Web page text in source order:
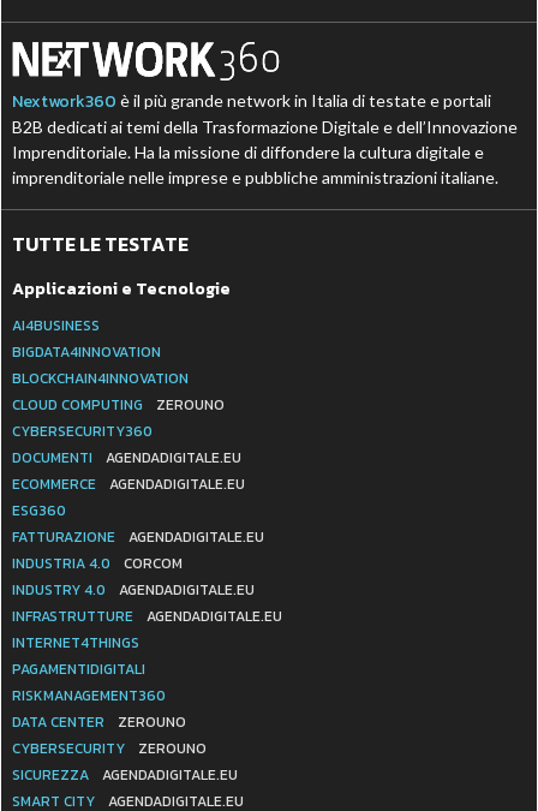
Nextwork360 è il più grande network in Italia di testate e portali
B2B dedicati ai temi della Trasformazione Digitale e dell’Innovazione
Imprenditoriale. Ha la missione di diffondere la cultura digitale e
imprenditoriale nelle imprese e pubbliche amministrazioni italiane.
TUTTE LE TESTATE
Applicazioni e Tecnologie
AI4BUSINESS
BIGDATA4INNOVATION
BLOCKCHAIN4INNOVATION
CLOUD COMPUTING
ZEROUNO
CYBERSECURITY360
DOCUMENTI
AGENDADIGITALE.EU
ECOMMERCE
AGENDADIGITALE.EU
ESG360
FATTURAZIONE
AGENDADIGITALE.EU
INDUSTRIA 4.0
CORCOM
INDUSTRY 4.0
AGENDADIGITALE.EU
INFRASTRUTTURE
AGENDADIGITALE.EU
INTERNET4THINGS
PAGAMENTIDIGITALI
RISKMANAGEMENT360
DATA CENTER
ZEROUNO
CYBERSECURITY
ZEROUNO
SICUREZZA
AGENDADIGITALE.EU
SMART CITY
AGENDADIGITALE.EU